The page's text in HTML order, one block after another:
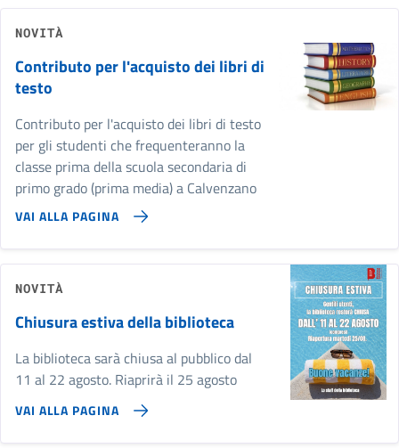
NOVITÀ
Contributo per l'acquisto dei libri di
testo
Contributo per l'acquisto dei libri di testo
per gli studenti che frequenteranno la
classe prima della scuola secondaria di
primo grado (prima media) a Calvenzano
VAI ALLA PAGINA
NOVITÀ
Chiusura estiva della biblioteca
La biblioteca sarà chiusa al pubblico dal
11 al 22 agosto. Riaprirà il 25 agosto
VAI ALLA PAGINA